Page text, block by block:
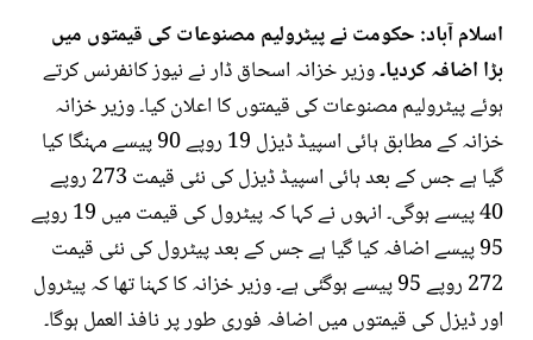
اسلام آباد: حکومت نے پیٹرولیم مصنوعات کی قیمتوں میں
بڑا اضافہ کردیا۔وزیر خزانہ اسحاق ڈار نے نیوز کانفرنس کرتے
ہوئے پیٹرولیم مصنوعات کی قیمتوں کا اعلان کیا۔ وزیر خزانہ
خزانہ کے مطابق ہائی اسپیڈ ڈیزل 19 روپے 90 پیسے مہنگا کیا
گیا ہے جس کے بعد ہائی اسپیڈ ڈیزل کی نئی قیمت 273 روپے
40 پیسے ہوگی۔ انہوں نے کہا کہ پیٹرول کی قیمت میں 19 روپے
95 پیسے اضافہ کیا گیا ہے جس کے بعد پیٹرول کی نئی قیمت
272 روپے 95 پیسے ہوگئی ہے۔ وزیر خزانہ کا کہنا تھا کہ پیٹرول
اور ڈیزل کی قیمتوں میں اضافہ فوری طور پر نافذ العمل ہوگا۔